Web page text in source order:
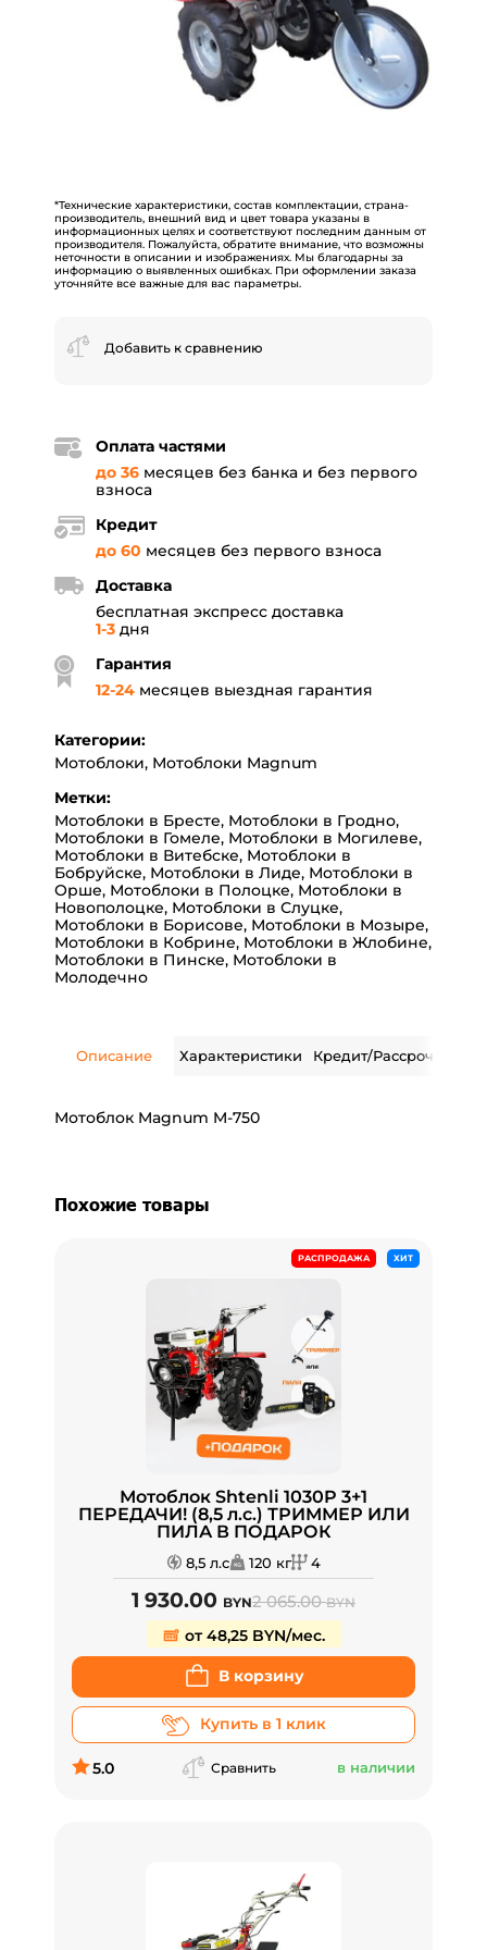
*Технические характеристики, состав комплектации, страна-
производитель, внешний вид и цвет товара указаны в
информационных целях и соответствуют последним данным от
производителя. Пожалуйста, обратите внимание, что возможны
неточности в описании и изображениях. Мы благодарны за
информацию о выявленных ошибках. При оформлении заказа
уточняйте все важные для вас параметры.
Добавить к сравнению
Оплата частями
до 36 месяцев без банка и без первого
взноса
Кредит
до 60 месяцев без первого взноса
Доставка
бесплатная экспресс доставка
1-3 дня
Гарантия
12-24 месяцев выездная гарантия
Категории:
Мотоблоки, Мотоблоки Magnum
Метки:
Мотоблоки в Бресте, Мотоблоки в Гродно,
Мотоблоки в Гомеле, Мотоблоки в Могилеве,
Мотоблоки в Витебске, Мотоблоки в
Бобруйске, Мотоблоки в Лиде, Мотоблоки в
Орше, Мотоблоки в Полоцке, Мотоблоки в
Новополоцке, Мотоблоки в Слуцке,
Мотоблоки в Борисове, Мотоблоки в Мозыре,
Мотоблоки в Кобрине, Мотоблоки в Жлобине,
Мотоблоки в Пинске, Мотоблоки в
Молодечно
Описание Характеристики Кредит/Рассрочка
Мотоблок Magnum M-750
Похожие товары
РАСПРОДАЖА ХИТ
Мотоблок Shtenli 1030P 3+1
ПЕРЕДАЧИ! (8,5 л.с.) ТРИММЕР ИЛИ
ПИЛА В ПОДАРОК
8,5 л.с 120 кг 4
1 930.00 BYN2 065.00BYN
от 48,25 BYN/мес.
В корзину
Купить в 1 клик
5.0 Сравнить в наличии